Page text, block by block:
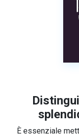
È essenziale